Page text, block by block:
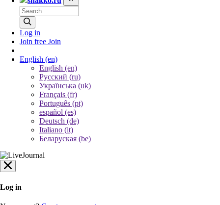
Log in
Join free Join
English (en)
English (en)
Русский (ru)
Українська (uk)
Français (fr)
Português (pt)
español (es)
Deutsch (de)
Italiano (it)
Беларуская (be)
Log in